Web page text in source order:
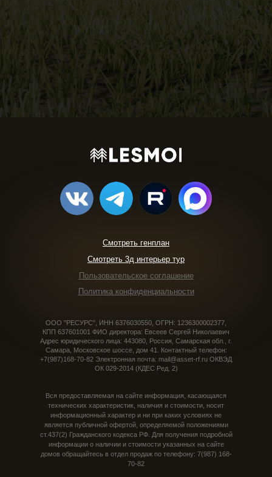
Вся предоставляемая на сайте информация, касающаяся
технических характеристик, наличия и стоимости, носит
информационный характер и ни при каких условиях не
является публичной офертой, определяемой положениями
ст.437(2) Гражданского кодекса РФ. Для получения подробной
информации о наличии и стоимости указанных на сайте
домов обращайтесь в отдел продаж по телефону: 7(987) 168-
70-82
Смотреть 3д интерьер тур
Смотреть генплан
Политика конфиденциальности
Пользовательское соглашение
ООО "РЕСУРС", ИНН 6376030550, ОГРН: 1236300002377,
КПП 637601001 ФИО директора: Евсеев Сергей Николаевич
Адрес юридического лица: 443080, Россия, Самарская обл., г.
Самара, Московское шоссе, дом 41. Контактный телефон:
+7(987)168-70-82 Электронная почта: mail@asset-rf.ru ОКВЭД
ОК 029-2014 (КДЕС Ред. 2)